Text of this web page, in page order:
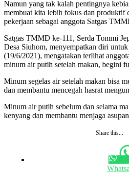
Namun yang tak kalah pentingnya
membuat kita lebih fokus dan produktif
pekerjaan sebagai anggota Satgas
Satgas TMMD ke-111, Serda Tommi
Desa Siuhom, menyempatkan diri
(19/6/2021), mengatakan terlihat
minum air putih setelah makan, begini
Minum segelas air setelah makan bisa
dan membantu mencegah hasrat
Minum air putih sebelum dan selama
kenyang dan membantu menjaga
Share this...